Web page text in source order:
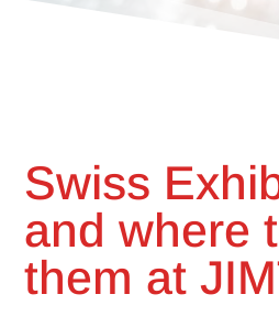
Swiss
and where
them at